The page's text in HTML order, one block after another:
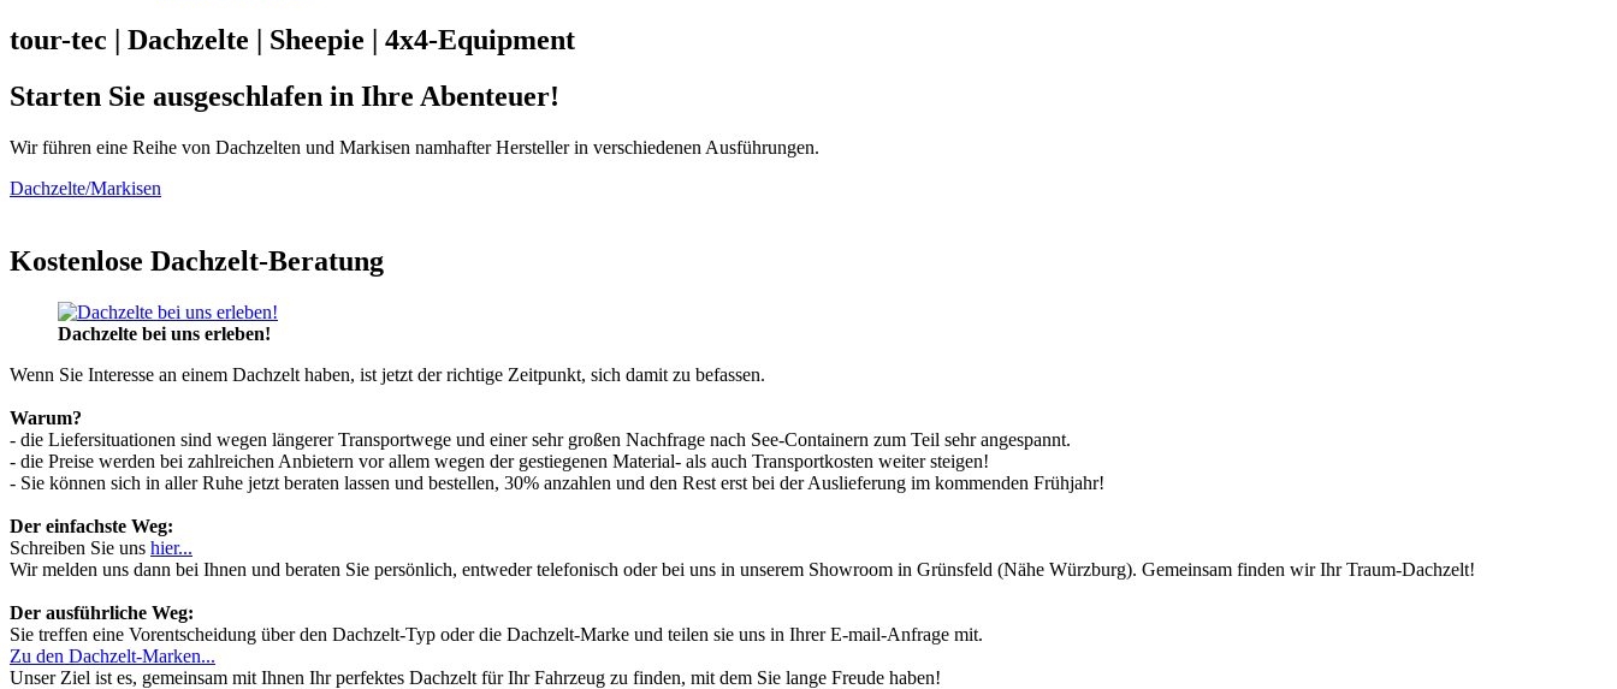
tour-tec | Dachzelte | Sheepie | 4x4-Equipment
Starten Sie ausgeschlafen in Ihre Abenteuer!
Wir führen eine Reihe von Dachzelten und Markisen namhafter Hersteller in verschiedenen Ausführungen.
Dachzelte/Markisen
Kostenlose Dachzelt-Beratung
Dachzelte bei uns erleben!
Wenn Sie Interesse an einem Dachzelt haben, ist jetzt der richtige Zeitpunkt, sich damit zu befassen.
Warum?
- die Liefersituationen sind wegen längerer Transportwege und einer sehr großen Nachfrage nach See-Containern zum Teil sehr angespannt.
- die Preise werden bei zahlreichen Anbietern vor allem wegen der gestiegenen Material- als auch Transportkosten weiter steigen!
- Sie können sich in aller Ruhe jetzt beraten lassen und bestellen, 30% anzahlen und den Rest erst bei der Auslieferung im kommenden Frühjahr!
Der einfachste Weg:
Schreiben Sie uns hier...
Wir melden uns dann bei Ihnen und beraten Sie persönlich, entweder telefonisch oder bei uns in unserem Showroom in Grünsfeld (Nähe Würzburg). Gemeinsam finden wir Ihr Traum-Dachzelt!
Der ausführliche Weg:
Sie treffen eine Vorentscheidung über den Dachzelt-Typ oder die Dachzelt-Marke und teilen sie uns in Ihrer E-mail-Anfrage mit.
Zu den Dachzelt-Marken...
Unser Ziel ist es, gemeinsam mit Ihnen Ihr perfektes Dachzelt für Ihr Fahrzeug zu finden, mit dem Sie lange Freude haben!